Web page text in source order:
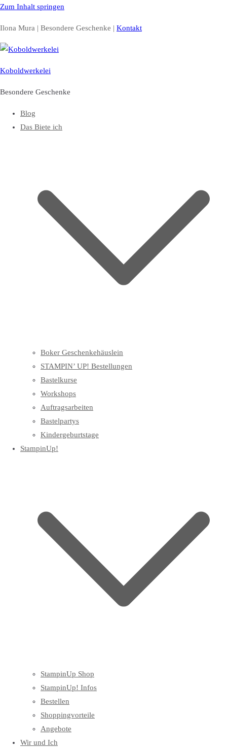
Zum Inhalt springen
Ilona Mura | Besondere Geschenke | Kontakt
Koboldwerkelei
Besondere Geschenke
Blog
Das Biete ich
Boker Geschenkehäuslein
STAMPIN’ UP! Bestellungen
Bastelkurse
Workshops
Auftragsarbeiten
Bastelpartys
Kindergeburtstage
StampinUp!
StampinUp Shop
StampinUp! Infos
Bestellen
Shoppingvorteile
Angebote
Wir und Ich